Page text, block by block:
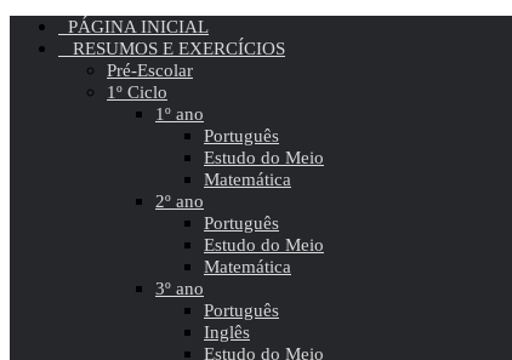
PÁGINA INICIAL
RESUMOS E EXERCÍCIOS
Pré-Escolar
1º Ciclo
1º ano
Português
Estudo do Meio
Matemática
2º ano
Português
Estudo do Meio
Matemática
3º ano
Português
Inglês
Estudo do Meio